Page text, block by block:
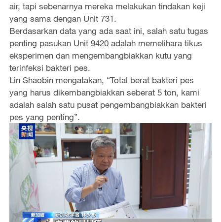
air, tapi sebenarnya mereka melakukan tindakan keji
yang sama dengan Unit 731.
Berdasarkan data yang ada saat ini, salah satu tugas
penting pasukan Unit 9420 adalah memelihara tikus
eksperimen dan mengembangbiakkan kutu yang
terinfeksi bakteri pes.
Lin Shaobin mengatakan, “Total berat bakteri pes
yang harus dikembangbiakkan seberat 5 ton, kami
adalah salah satu pusat pengembangbiakkan bakteri
pes yang penting”.